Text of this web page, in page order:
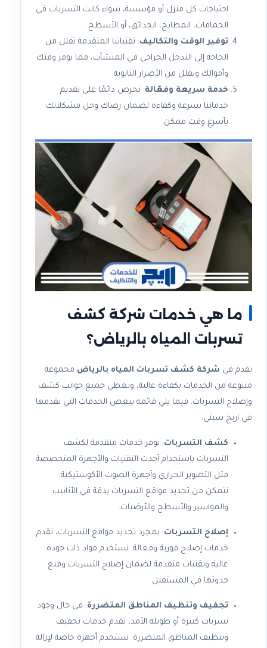
احتياجات كل منزل أو مؤسسة، سواء كانت التسربات في
الحمامات، المطابخ، الحدائق، أو الأسطح.
توفير الوقت والتكاليف: تقنياتنا المتقدمة تقلل من
الحاجة إلى التدخل الجراحي في المنشآت، مما يوفر وقتك
وأموالك ويقلل من الأضرار الثانوية.
خدمة سريعة وفعّالة: نحرص دائمًا على تقديم
خدماتنا بسرعة وكفاءة لضمان رضاك وحل مشكلاتك
بأسرع وقت ممكن.
ما هي خدمات شركة كشف
تسربات المياه بالرياض؟
نقدم في شركة كشف تسربات المياه بالرياض مجموعة
متنوعة من الخدمات بكفاءة عالية، ونغطي جميع جوانب كشف
وإصلاح التسربات. فيما يلي قائمة ببعض الخدمات التي نقدمها
في اريج سيتي:
كشف التسربات: نوفر خدمات متقدمة لكشف
التسربات باستخدام أحدث التقنيات والأجهزة المتخصصة
مثل التصوير الحراري وأجهزة الصوت الأكوستيكية.
نتمكن من تحديد مواقع التسربات بدقة في الأنابيب
والمواسير والأسطح والأرضيات.
إصلاح التسربات: بمجرد تحديد مواقع التسربات، نقدم
خدمات إصلاح فورية وفعالة. نستخدم مواد ذات جودة
عالية وتقنيات متقدمة لضمان إصلاح التسربات ومنع
حدوثها في المستقبل.
تجفيف وتنظيف المناطق المتضررة: في حال وجود
تسربات كبيرة أو طويلة الأمد، نقدم خدمات تجفيف
وتنظيف المناطق المتضررة. نستخدم أجهزة خاصة لإزالة